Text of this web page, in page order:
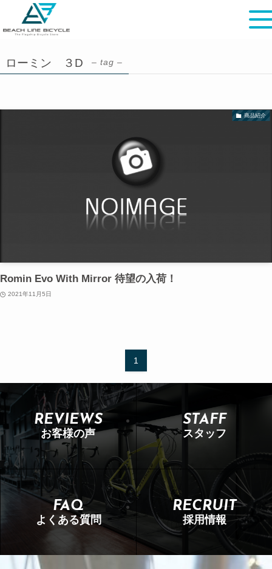
ローミン ３D – tag –
商品紹介
Romin Evo With Mirror 待望の入荷！
2021年11月5日
1
REVIEWS
お客様の声
STAFF
スタッフ
FAQ
よくある質問
RECRUIT
採用情報